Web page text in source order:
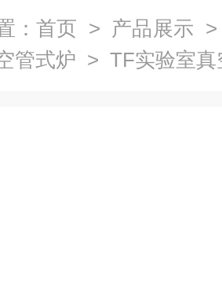
： 首页 > 产品展示
管式炉 > TF实验室真